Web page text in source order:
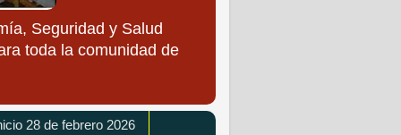
Seguridad y Salud
toda la comunidad de
28 de febrero 2026